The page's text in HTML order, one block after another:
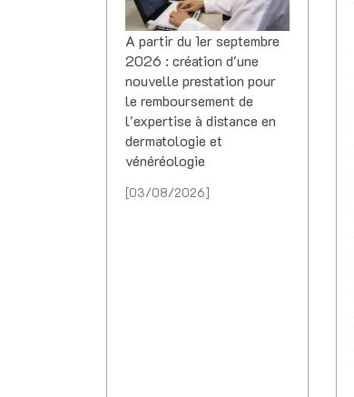
A partir du 1er septembre
2026 : création d'une
nouvelle prestation pour
le remboursement de
l'expertise à distance en
dermatologie et
vénéréologie
[03/08/2026]